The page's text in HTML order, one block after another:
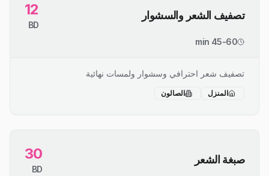
تصفيف الشعر والسشوار 12
BD
45-60 min
تصفيف شعر احترافي وسشوار ولمسات نهائية
المنزل الصالون
صبغة الشعر 30
BD